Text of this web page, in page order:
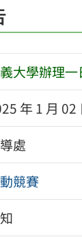
大學辦理一
年 1 月 02
處
競賽